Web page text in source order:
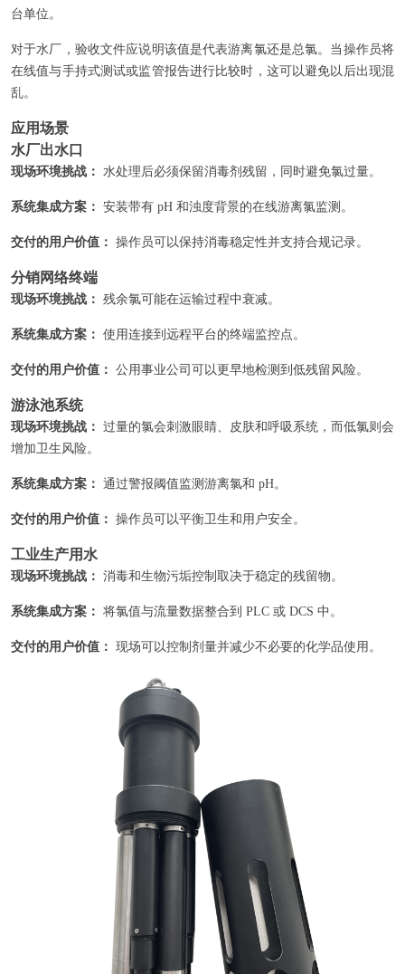
台单位。
对于水厂，验收文件应说明该值是代表游离氯还是总氯。当操作员将
在线值与手持式测试或监管报告进行比较时，这可以避免以后出现混
乱。
应用场景
水厂出水口
现场环境挑战： 水处理后必须保留消毒剂残留，同时避免氯过量。
系统集成方案： 安装带有 pH 和浊度背景的在线游离氯监测。
交付的用户价值： 操作员可以保持消毒稳定性并支持合规记录。
分销网络终端
现场环境挑战： 残余氯可能在运输过程中衰减。
系统集成方案： 使用连接到远程平台的终端监控点。
交付的用户价值： 公用事业公司可以更早地检测到低残留风险。
游泳池系统
现场环境挑战： 过量的氯会刺激眼睛、皮肤和呼吸系统，而低氯则会
增加卫生风险。
系统集成方案： 通过警报阈值监测游离氯和 pH。
交付的用户价值： 操作员可以平衡卫生和用户安全。
工业生产用水
现场环境挑战： 消毒和生物污垢控制取决于稳定的残留物。
系统集成方案： 将氯值与流量数据整合到 PLC 或 DCS 中。
交付的用户价值： 现场可以控制剂量并减少不必要的化学品使用。